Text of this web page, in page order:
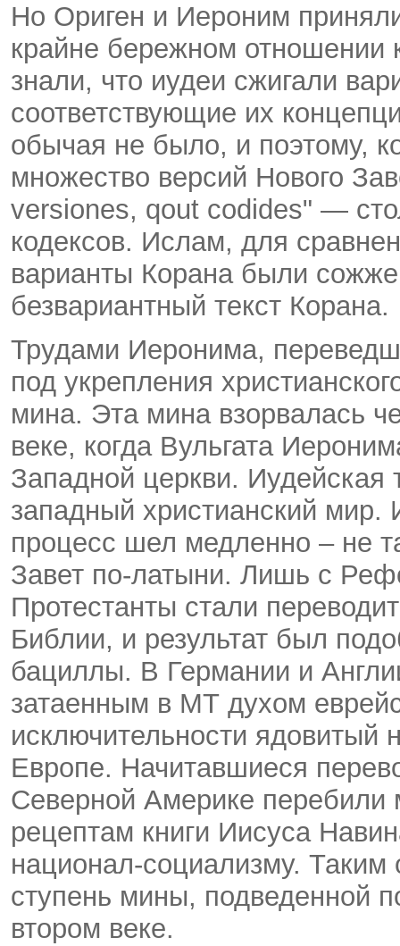
Но Ориген и Иероним
крайне бережном отношении
знали, что иудеи сжигали
соответствующие их
обычая не было, и поэтому,
множество версий Нового
versiones, qout codides" —
кодексов. Ислам, для
варианты Корана были
безвариантный текст Корана.
Трудами Иеронима,
под укрепления
мина. Эта мина взорвалась
веке, когда Вульгата
Западной церкви. Иудейская
западный христианский
процесс шел медленно – не
Завет по-латыни. Лишь с
Протестанты стали
Библии, и результат был
бациллы. В Германии и
затаенным в МТ духом
исключительности
Европе. Начитавшиеся
Северной Америке
рецептам книги Иисуса
национал-социализму. Таким
ступень мины, подведенной
втором веке.